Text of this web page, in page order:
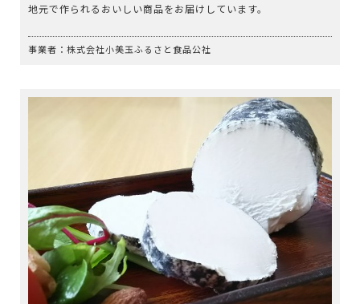
地元で作られるおいしい商品をお届けしています。
事業者：株式会社小美玉ふるさと食品公社